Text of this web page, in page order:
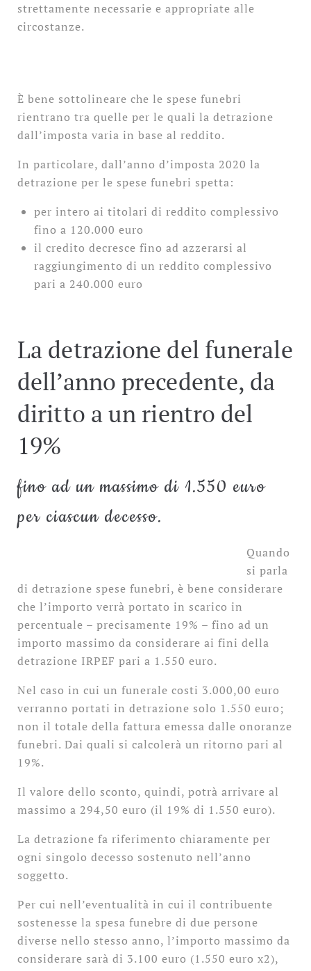
strettamente necessarie e appropriate alle
circostanze.
È bene sottolineare che le spese funebri
rientrano tra quelle per le quali la detrazione
dall’imposta varia in base al reddito.
In particolare, dall’anno d’imposta 2020 la
detrazione per le spese funebri spetta:
per intero ai titolari di reddito complessivo
fino a 120.000 euro
il credito decresce fino ad azzerarsi al
raggiungimento di un reddito complessivo
pari a 240.000 euro
La detrazione del funerale
dell’anno precedente, da
diritto a un rientro del
19%
fino ad un massimo di 1.550 euro
per ciascun decesso.
Quando
si parla
di detrazione spese funebri, è bene considerare
che l’importo verrà portato in scarico in
percentuale – precisamente 19% – fino ad un
importo massimo da considerare ai fini della
detrazione IRPEF pari a 1.550 euro.
Nel caso in cui un funerale costi 3.000,00 euro
verranno portati in detrazione solo 1.550 euro;
non il totale della fattura emessa dalle onoranze
funebri. Dai quali si calcolerà un ritorno pari al
19%.
Il valore dello sconto, quindi, potrà arrivare al
massimo a 294,50 euro (il 19% di 1.550 euro).
La detrazione fa riferimento chiaramente per
ogni singolo decesso sostenuto nell’anno
soggetto.
Per cui nell’eventualità in cui il contribuente
sostenesse la spesa funebre di due persone
diverse nello stesso anno, l’importo massimo da
considerare sarà di 3.100 euro (1.550 euro x2),